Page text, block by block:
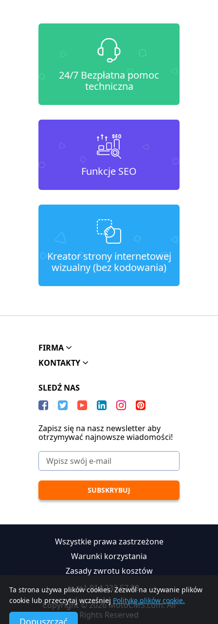
24/7 Bezpłatna pomoc
techniczna
Funkcje SEO
Kreator strony internetowej
wizualny (bez kodowania)
Ta strona używa plików cookies. Zezwól na używanie plików
cookie lub przeczytaj wcześniej Politykę plików cookie.
Dopuszczać
FIRMA
KONTAKTY
SLEDŹ NAS
Zapisz się na nasz newsletter aby
otrzymywać najnowsze wiadomości!
Wszystkie prawa zastrzeżone
Warunki korzystania
Zasady zwrotu kosztów
+1 914 233 57 88
Copyright © 2026 MotoCMS.com. All
Rights Reserved